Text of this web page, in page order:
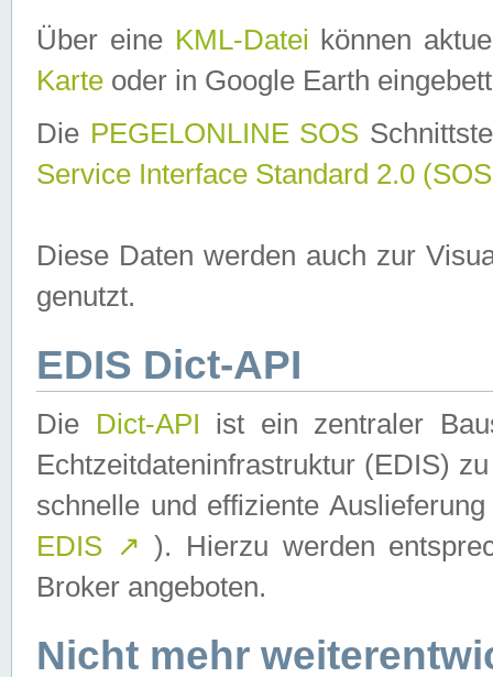
Über eine KML-Datei können
Karte oder in Google Earth
Die PEGELONLINE SOS
Service Interface Standard 2.0
Diese Daten werden auch zur
genutzt.
EDIS Dict-API
Die Dict-API ist ein zentraler
Echtzeitdateninfrastruktur (EDIS)
schnelle und effiziente
EDIS ↗ ). Hierzu werden
Broker angeboten.
Nicht mehr